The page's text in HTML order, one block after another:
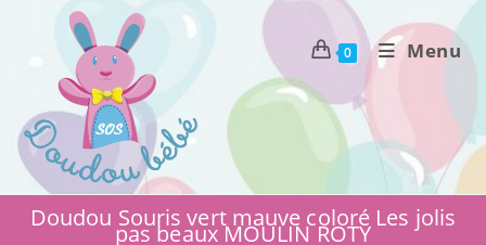
0 Menu
Doudou Souris vert mauve coloré Les jolis
pas beaux MOULIN ROTY